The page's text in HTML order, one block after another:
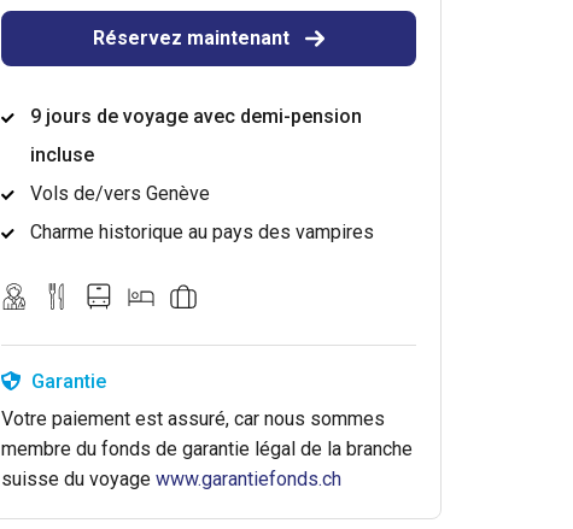
Réservez maintenant
9 jours de voyage avec demi-pension
incluse
Vols de/vers Genève
Charme historique au pays des vampires
Garantie
Votre paiement est assuré, car nous sommes
membre du fonds de garantie légal de la branche
suisse du voyage www.garantiefonds.ch